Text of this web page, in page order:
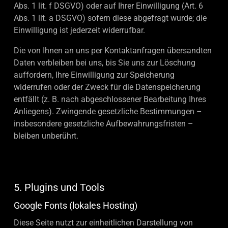
Abs. 1 lit. f DSGVO) oder auf Ihrer Einwilligung (Art. 6
Abs. 1 lit. a DSGVO) sofern diese abgefragt wurde; die
Einwilligung ist jederzeit widerrufbar.
Die von Ihnen an uns per Kontaktanfragen übersandten
Daten verbleiben bei uns, bis Sie uns zur Löschung
auffordern, Ihre Einwilligung zur Speicherung
widerrufen oder der Zweck für die Datenspeicherung
entfällt (z. B. nach abgeschlossener Bearbeitung Ihres
Anliegens). Zwingende gesetzliche Bestimmungen –
insbesondere gesetzliche Aufbewahrungsfristen –
bleiben unberührt.
5. Plugins und Tools
Google Fonts (lokales Hosting)
Diese Seite nutzt zur einheitlichen Darstellung von